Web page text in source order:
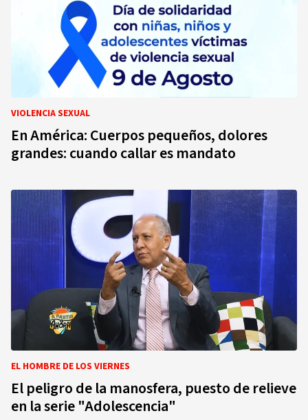
VIOLENCIA SEXUAL
En América: Cuerpos pequeños, dolores
grandes: cuando callar es mandato
EL HOMBRE DE LOS VIERNES
El peligro de la manosfera, puesto de relieve
en la serie "Adolescencia"